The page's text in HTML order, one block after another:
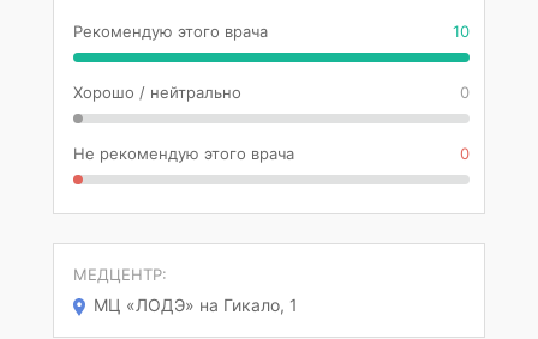
Рекомендую этого врача 10
Хорошо / нейтрально 0
Не рекомендую этого врача 0
МЕДЦЕНТР:
МЦ «ЛОДЭ» на Гикало, 1